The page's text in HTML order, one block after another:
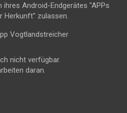
ihres Android-Endgerätes "APPs
Herkunft" zulassen.
nicht verfügbar.
daran.